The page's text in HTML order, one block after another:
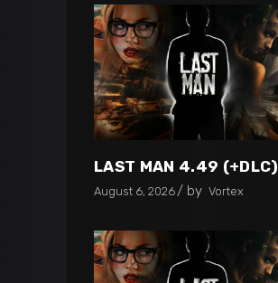
LAST MAN 4.49 (+DLC)
August 6, 2026 by Vortex